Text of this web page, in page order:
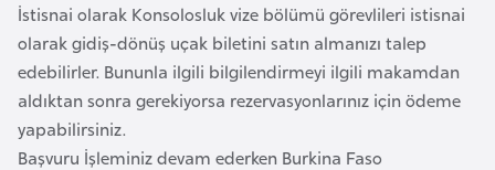
İstisnai olarak Konsolosluk vize bölümü görevlileri istisnai
olarak gidiş-dönüş uçak biletini satın almanızı talep
edebilirler. Bununla ilgili bilgilendirmeyi ilgili makamdan
aldıktan sonra gerekiyorsa rezervasyonlarınız için ödeme
yapabilirsiniz.
Başvuru İşleminiz devam ederken Burkina Faso
r
k
a
D